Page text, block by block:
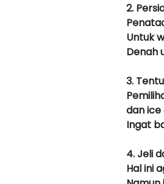
2.
Untuk
Denah
3.
dan ice
Ingat
4. Jeli
Hal ini